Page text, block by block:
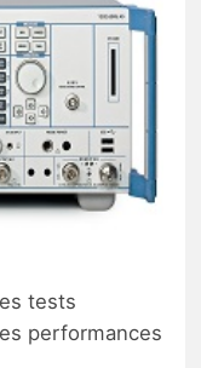
tests
performances